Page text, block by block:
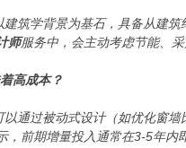
建筑学背景为基石，具备从建
师服务中，会主动考虑节能、
高成本？
以通过被动式设计（如优化窗
，前期增量投入通常在3-5年内